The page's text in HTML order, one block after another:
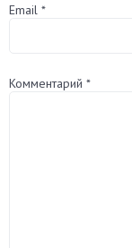
Email *
Комментарий *